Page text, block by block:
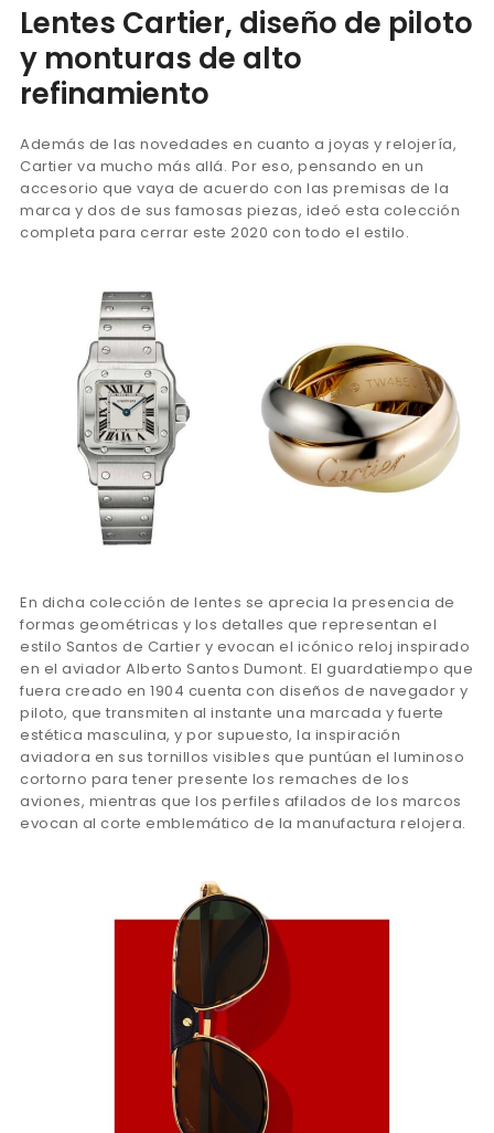
Lentes Cartier, diseño de piloto
y monturas de alto
refinamiento
Además de las novedades en cuanto a joyas y relojería,
Cartier va mucho más allá. Por eso, pensando en un
accesorio que vaya de acuerdo con las premisas de la
marca y dos de sus famosas piezas, ideó esta colección
completa para cerrar este 2020 con todo el estilo.
En dicha colección de lentes se aprecia la presencia de
formas geométricas y los detalles que representan el
estilo Santos de Cartier y evocan el icónico reloj inspirado
en el aviador Alberto Santos Dumont. El guardatiempo que
fuera creado en 1904 cuenta con diseños de navegador y
piloto, que transmiten al instante una marcada y fuerte
estética masculina, y por supuesto, la inspiración
aviadora en sus tornillos visibles que puntúan el luminoso
cortorno para tener presente los remaches de los
aviones, mientras que los perfiles afilados de los marcos
evocan al corte emblemático de la manufactura relojera.